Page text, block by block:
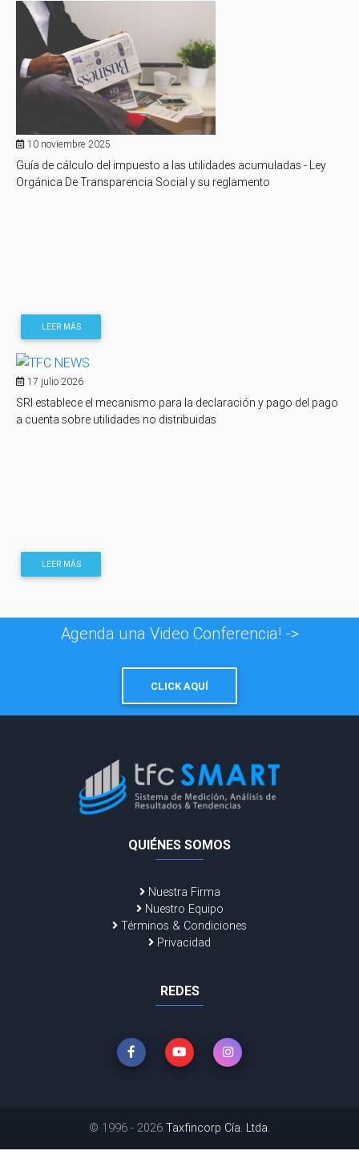
10 noviembre 2025
Guía de cálculo del impuesto a las utilidades acumuladas - Ley
Orgánica De Transparencia Social y su reglamento
LEER MÁS
17 julio 2026
SRI establece el mecanismo para la declaración y pago del pago
a cuenta sobre utilidades no distribuidas
LEER MÁS
Agenda una Video Conferencia! ->
CLICK AQUÍ
QUIÉNES SOMOS
Nuestra Firma
Nuestro Equipo
Términos & Condiciones
Privacidad
REDES
© 1996 - 2026 Taxfincorp Cía. Ltda.